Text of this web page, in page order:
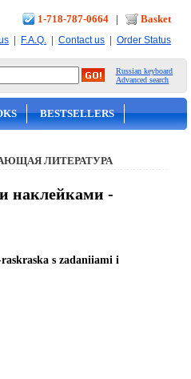
1-718-787-0664 | Basket
| F.A.Q. | Contact us | Order Status
Russian keyboard
Advanced search
BESTSELLERS
ЛИТЕРАТУРА
наклейками -
s zadaniiami i